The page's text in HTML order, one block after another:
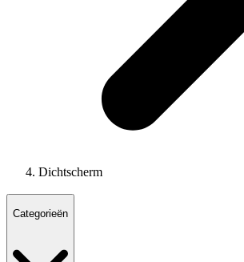
Dichtscherm
Categorieën